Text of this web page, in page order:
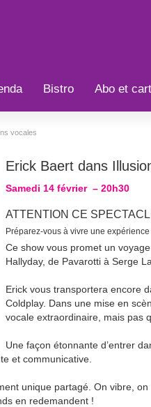
Bistro Abo et
vocales
Erick Baert dans
Samedi 14 février – 20h30
ATTENTION CE
Préparez-vous à vivre une
Ce show vous promet un
Hallyday, de Pavarotti à Serge
Erick vous transportera encore
Coldplay. Dans une mise en
vocale extraordinaire, mais pas
Une façon étonnante d’entrer
et communicative.
unique partagé. On vibre,
en redemandent !